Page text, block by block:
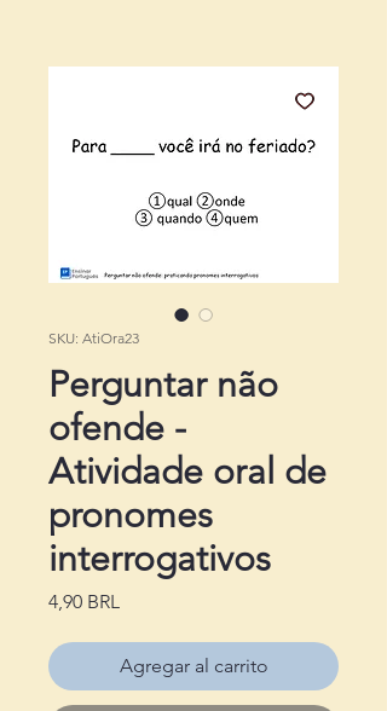
SKU: AtiOra23
Perguntar não
ofende -
Atividade oral de
pronomes
interrogativos
4,90 BRL
Agregar al carrito